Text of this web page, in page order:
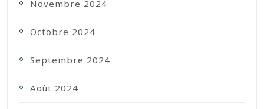
Novembre 2024
Octobre 2024
Septembre 2024
Août 2024